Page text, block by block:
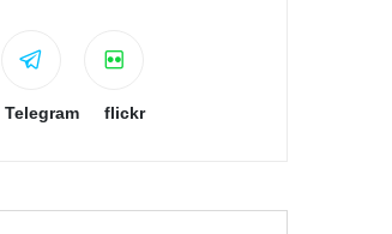
Telegram flickr